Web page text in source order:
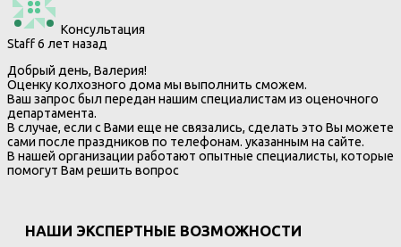
Консультация
Staff6 лет назад
Добрый день, Валерия!
Оценку колхозного дома мы выполнить сможем.
Ваш запрос был передан нашим специалистам из оценочного
департамента.
В случае, если с Вами еще не связались, сделать это Вы можете
сами после праздников по телефонам. указанным на сайте.
В нашей организации работают опытные специалисты, которые
помогут Вам решить вопрос
НАШИ ЭКСПЕРТНЫЕ ВОЗМОЖНОСТИ